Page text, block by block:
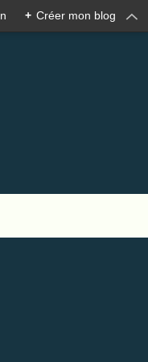
+ Créer mon blog